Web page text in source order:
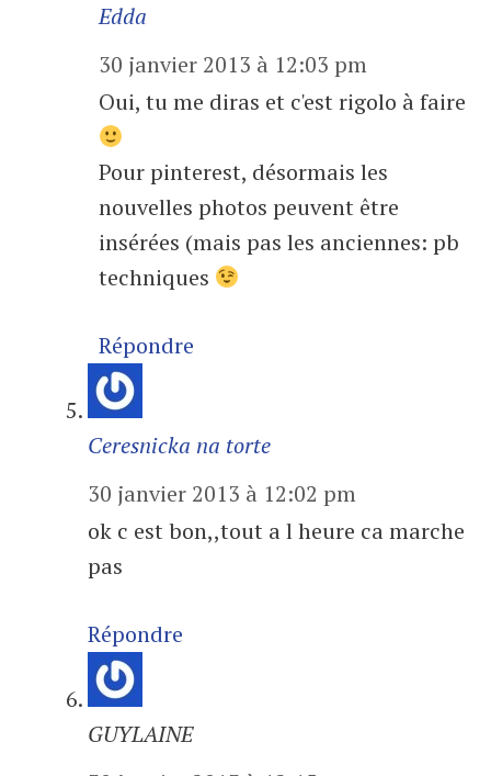
Edda
30 janvier 2013 à 12:03 pm
Oui, tu me diras et c'est rigolo à faire
Pour pinterest, désormais les
nouvelles photos peuvent être
insérées (mais pas les anciennes: pb
techniques
Répondre
Ceresnicka na torte
30 janvier 2013 à 12:02 pm
ok c est bon,,tout a l heure ca marche
pas
Répondre
GUYLAINE